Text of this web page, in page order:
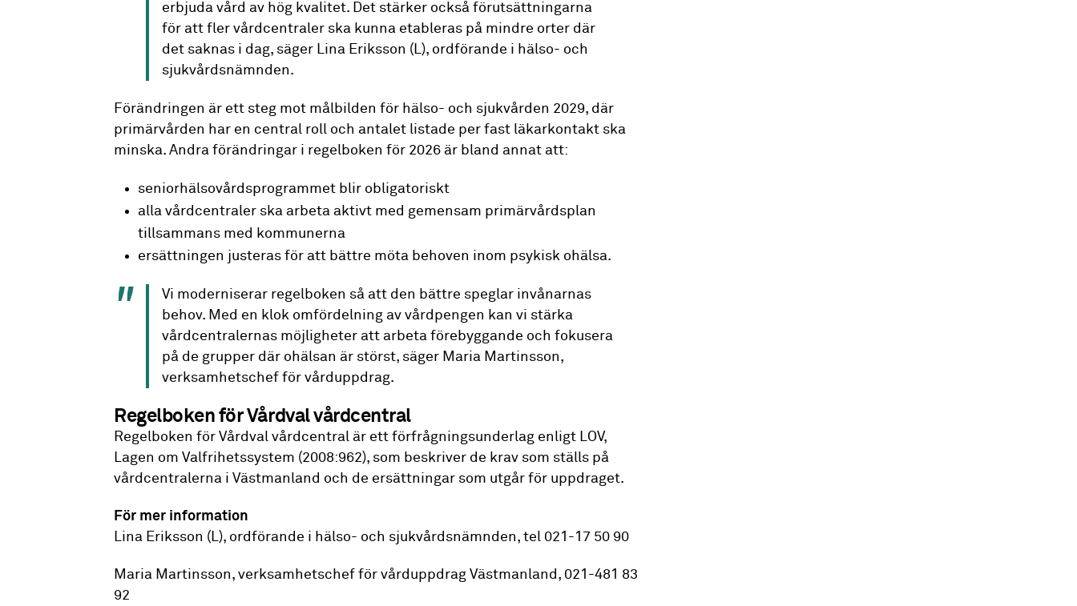
erbjuda vård av hög kvalitet. Det stärker också förutsättningarna
för att fler vårdcentraler ska kunna etableras på mindre orter där
det saknas i dag, säger Lina Eriksson (L), ordförande i hälso- och
sjukvårdsnämnden.
Förändringen är ett steg mot målbilden för hälso- och sjukvården 2029, där
primärvården har en central roll och antalet listade per fast läkarkontakt ska
minska. Andra förändringar i regelboken för 2026 är bland annat att:
seniorhälsovårdsprogrammet blir obligatoriskt
alla vårdcentraler ska arbeta aktivt med gemensam primärvårdsplan
tillsammans med kommunerna
ersättningen justeras för att bättre möta behoven inom psykisk ohälsa.
Vi moderniserar regelboken så att den bättre speglar invånarnas
behov. Med en klok omfördelning av vårdpengen kan vi stärka
vårdcentralernas möjligheter att arbeta förebyggande och fokusera
på de grupper där ohälsan är störst, säger Maria Martinsson,
verksamhetschef för vårduppdrag.
Regelboken för Vårdval vårdcentral
Regelboken för Vårdval vårdcentral är ett förfrågningsunderlag enligt LOV,
Lagen om Valfrihetssystem (2008:962), som beskriver de krav som ställs på
vårdcentralerna i Västmanland och de ersättningar som utgår för uppdraget.
För mer information
Lina Eriksson (L), ordförande i hälso- och sjukvårdsnämnden, tel 021-17 50 90
Maria Martinsson, verksamhetschef för vårduppdrag Västmanland, 021-481 83
92